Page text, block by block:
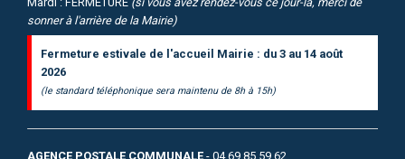
sonner à l'arrière de la Mairie)
Fermeture estivale de l'accueil Mairie : du 3 au 14 août
2026
(le standard téléphonique sera maintenu de 8h à 15h)
AGENCE POSTALE COMMUNALE - 04 69 85 59 62